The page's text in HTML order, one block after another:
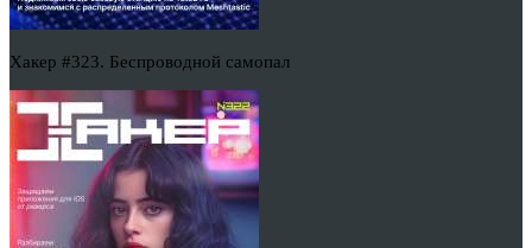
Хакер #323. Беспроводной самопал